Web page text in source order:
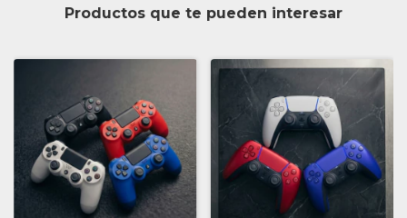
Productos que te pueden interesar